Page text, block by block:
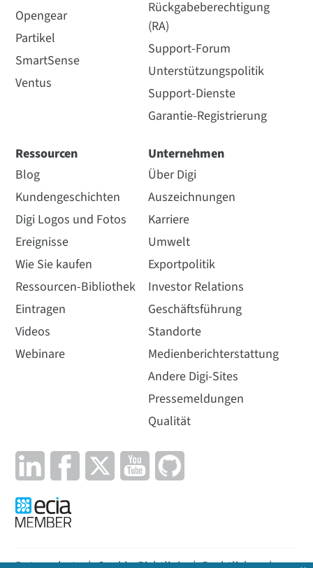
Opengear
Partikel
SmartSense
Ventus
Rückgabeberechtigung
(RA)
Support-Forum
Unterstützungspolitik
Support-Dienste
Garantie-Registrierung
Ressourcen
Blog
Kundengeschichten
Digi Logos und Fotos
Ereignisse
Wie Sie kaufen
Ressourcen-Bibliothek
Eintragen
Videos
Webinare
Unternehmen
Über Digi
Auszeichnungen
Karriere
Umwelt
Exportpolitik
Investor Relations
Geschäftsführung
Standorte
Medienberichterstattung
Andere Digi-Sites
Pressemeldungen
Qualität